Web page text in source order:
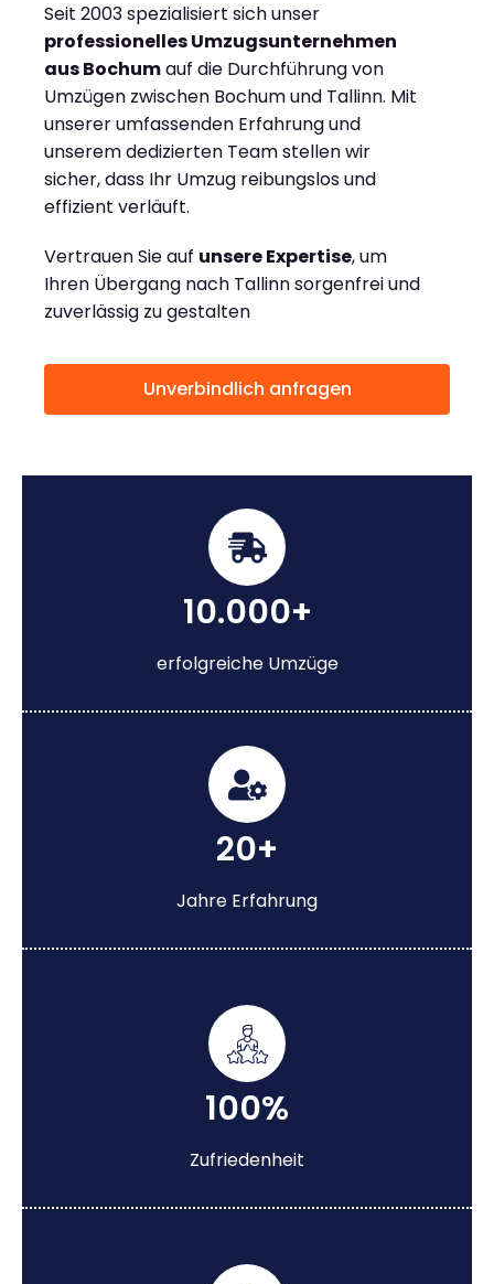
Seit 2003 spezialisiert sich unser
professionelles Umzugsunternehmen
aus Bochumauf die Durchführung von
Umzügen zwischen Bochum und Tallinn. Mit
unserer umfassenden Erfahrung und
unserem dedizierten Team stellen wir
sicher, dass Ihr Umzug reibungslos und
effizient verläuft.
Vertrauen Sie auf unsere Expertise, um
Ihren Übergang nach Tallinn sorgenfrei und
zuverlässig zu gestalten
Unverbindlich anfragen
10.000+
erfolgreiche Umzüge
20+
Jahre Erfahrung
100%
Zufriedenheit